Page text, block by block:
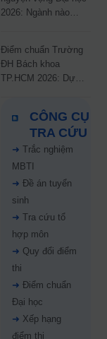
2026: Ngành nào
Điểm chuẩn Trường
ĐH Bách khoa
TP.HCM 2026: Dự
67%
CÔNG CỤ
TRA CỨU
➜ Trắc nghiệm
MBTI
➜ Đề án tuyển
sinh
➜ Tra cứu tổ
hợp môn
➜ Quy đổi điểm
thi
➜ Điểm chuẩn
Đại học
➜ Xếp hạng
điểm thi